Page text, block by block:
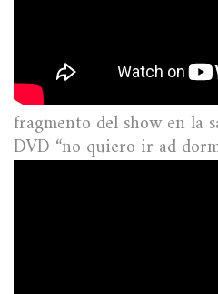
fragmento del show en la
DVD “no quiero ir ad